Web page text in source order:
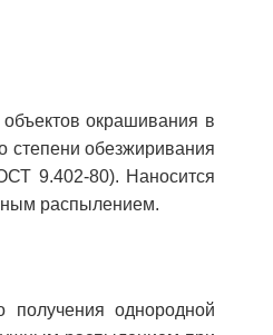
окрашивания в
степени обезжиривания
9.402-80). Наносится
распылением.
получения однородной